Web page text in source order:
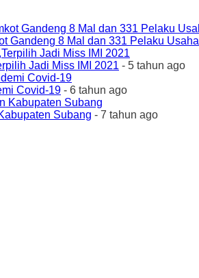
Gandeng 8 Mal dan 331 Pelaku Usaha
Jadi Miss IMI 2021 - 5 tahun ago
Covid-19 - 6 tahun ago
Subang - 7 tahun ago